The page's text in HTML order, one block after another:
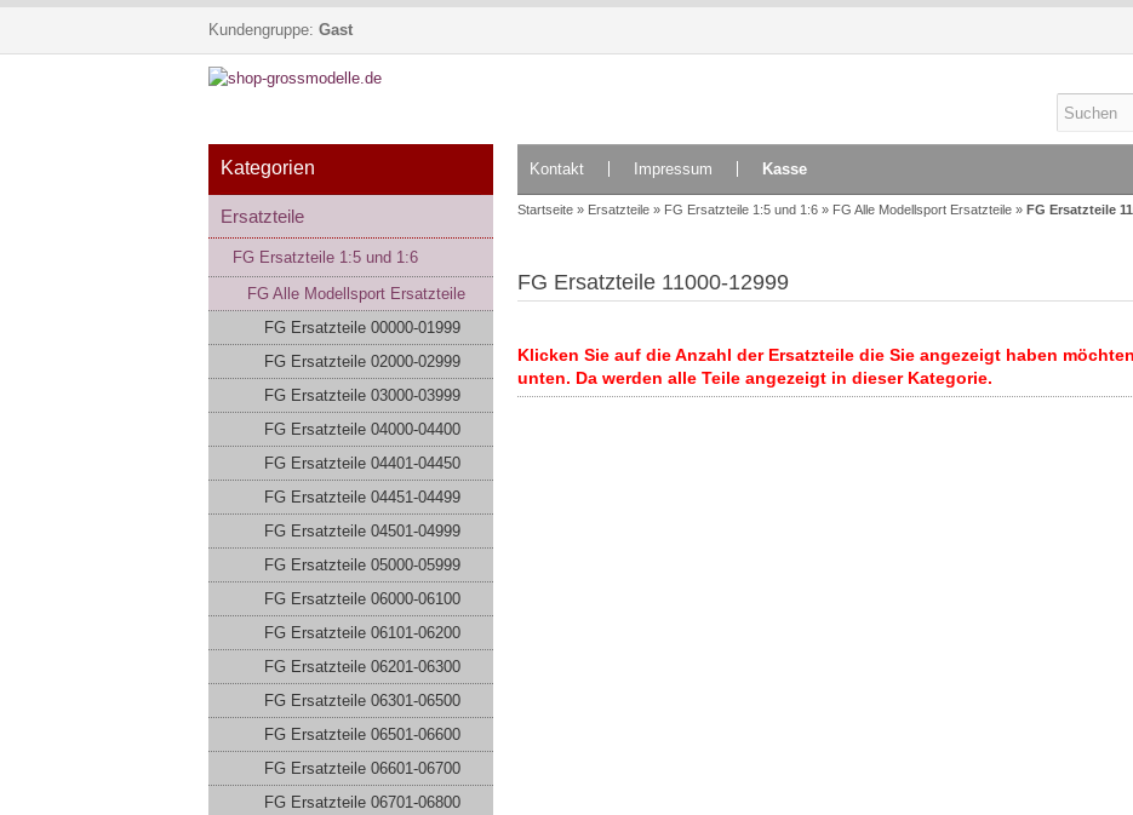
Kundengruppe: Gast
Kategorien
Ersatzteile
FG Ersatzteile 1:5 und 1:6
FG Alle Modellsport Ersatzteile
FG Ersatzteile 00000-01999
FG Ersatzteile 02000-02999
FG Ersatzteile 03000-03999
FG Ersatzteile 04000-04400
FG Ersatzteile 04401-04450
FG Ersatzteile 04451-04499
FG Ersatzteile 04501-04999
FG Ersatzteile 05000-05999
FG Ersatzteile 06000-06100
FG Ersatzteile 06101-06200
FG Ersatzteile 06201-06300
FG Ersatzteile 06301-06500
FG Ersatzteile 06501-06600
FG Ersatzteile 06601-06700
FG Ersatzteile 06701-06800
Kontakt Impressum Kasse
Startseite » Ersatzteile » FG Ersatzteile 1:5 und 1:6 » FG Alle Modellsport Ersatzteile » FG Ersatzteile
FG Ersatzteile 11000-12999
Klicken Sie auf die Anzahl der Ersatzteile die Sie angezeigt haben
unten. Da werden alle Teile angezeigt in dieser Kategorie.